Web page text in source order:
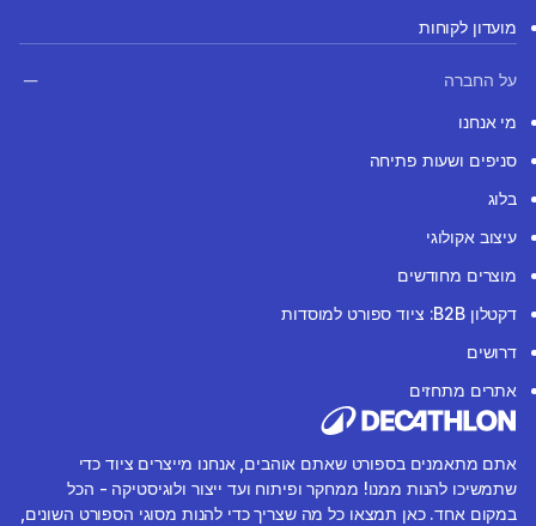
מועדון לקוחות
על החברה
מי אנחנו
סניפים ושעות פתיחה
בלוג
עיצוב אקולוגי
מוצרים מחודשים
דקטלון B2B: ציוד ספורט למוסדות
דרושים
אתרים מתחזים
אתם מתאמנים בספורט שאתם אוהבים, אנחנו מייצרים ציוד כדי
שתמשיכו להנות ממנו! ממחקר ופיתוח ועד ייצור ולוגיסטיקה - הכל
במקום אחד. כאן תמצאו כל מה שצריך כדי להנות מסוגי הספורט השונים,